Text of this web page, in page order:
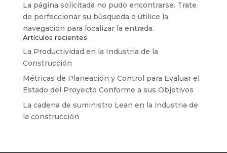
La página solicitada no pudo encontrarse. Trate
de perfeccionar su búsqueda o utilice la
navegación para localizar la entrada.
Artículos recientes
La Productividad en la Industria de la
Construcción
Métricas de Planeación y Control para Evaluar el
Estado del Proyecto Conforme a sus Objetivos
La cadena de suministro Lean en la industria de
la construcción